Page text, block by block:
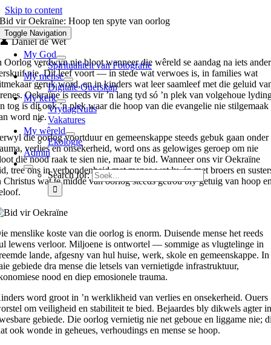
Skip to content
Toggle Navigation
My God
Spiritualiteit van Fotografie
My mense
Digitale Ouerskap
My kerk
VrydagNuus
Vakatures
My wêreld
Ekologie
Admin
Search for:
Bid vir Oekraïne: Hoop ten spyte van oorlog
👤 Daniël de Wet
Oorlog verdwyn nie bloot wanneer die wêreld se aandag na iets
nie. Dit leef voort — in stede wat verwoes is, in families wat
geruk word, en in kinders wat leer saamleef met die geluid
Oekraïne is reeds vir ’n lang tyd só ’n plek van volgehoue
tog is dit ook ’n plek waar die hoop van die evangelie nie stilgemaak
word nie.
die oorlog voortduur en gemeenskappe steeds gebuk gaan onder
verlies en onsekerheid, word ons as gelowiges geroep om nie
die nood raak te sien nie, maar te bid. Wanneer ons vir Oekraïne
tree ons in verbondenheid met mense wat ly, én met broers en
Christus wat te midde van oorlog steeds getrou bly getuig van hoop
menslike koste van die oorlog is enorm. Duisende mense het reeds
lewens verloor. Miljoene is ontwortel — sommige as vlugtelinge in
lande, afgesny van hul huise, werk, skole en gemeenskappe. In
gebiede dra mense die letsels van vernietigde infrastruktuur,
nood en diep emosionele trauma.
word groot in ’n werklikheid van verlies en onsekerheid. Ouers
om veiligheid en stabiliteit te bied. Bejaardes bly dikwels agter
gebiede. Die oorlog vernietig nie net geboue en liggame nie;
ook wonde in geheues, verhoudings en mense se hoop.